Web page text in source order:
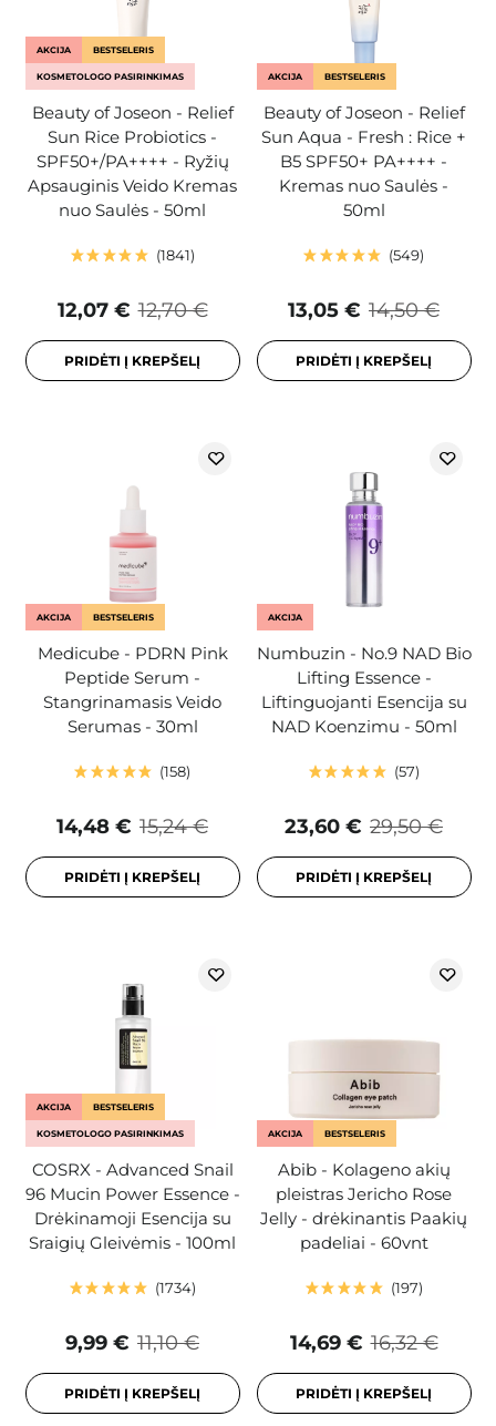
AKCIJA BESTSELERIS
KOSMETOLOGO PASIRINKIMAS
Beauty of Joseon - Relief
Sun Rice Probiotics -
SPF50+/PA++++ - Ryžių
Apsauginis Veido Kremas
nuo Saulės - 50ml
1841
12,70 €
12,07 €
PRIDĖTI Į KREPŠELĮ
AKCIJA BESTSELERIS
Beauty of Joseon - Relief
Sun Aqua - Fresh : Rice +
B5 SPF50+ PA++++ -
Kremas nuo Saulės -
50ml
549
14,50 €
13,05 €
PRIDĖTI Į KREPŠELĮ
AKCIJA BESTSELERIS
Medicube - PDRN Pink
Peptide Serum -
Stangrinamasis Veido
Serumas - 30ml
158
15,24 €
14,48 €
PRIDĖTI Į KREPŠELĮ
AKCIJA
Numbuzin - No.9 NAD Bio
Lifting Essence -
Liftinguojanti Esencija su
NAD Koenzimu - 50ml
57
29,50 €
23,60 €
PRIDĖTI Į KREPŠELĮ
AKCIJA BESTSELERIS
KOSMETOLOGO PASIRINKIMAS
COSRX - Advanced Snail
96 Mucin Power Essence -
Drėkinamoji Esencija su
Sraigių Gleivėmis - 100ml
1734
11,10 €
9,99 €
PRIDĖTI Į KREPŠELĮ
AKCIJA BESTSELERIS
Abib - Kolageno akių
pleistras Jericho Rose
Jelly - drėkinantis Paakių
padeliai - 60vnt
197
16,32 €
14,69 €
PRIDĖTI Į KREPŠELĮ